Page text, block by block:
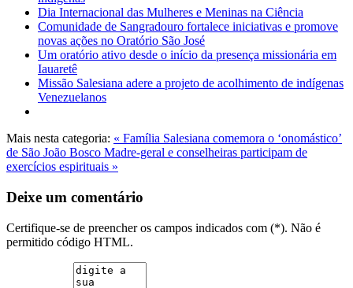
Dia Internacional das Mulheres e Meninas na Ciência
Comunidade de Sangradouro fortalece iniciativas e promove
novas ações no Oratório São José
Um oratório ativo desde o início da presença missionária em
Iauaretê
Missão Salesiana adere a projeto de acolhimento de indígenas
Venezuelanos
Mais nesta categoria: « Família Salesiana comemora o ‘onomástico’
de São João Bosco Madre-geral e conselheiras participam de
exercícios espirituais »
Deixe um comentário
Certifique-se de preencher os campos indicados com (*). Não é
permitido código HTML.